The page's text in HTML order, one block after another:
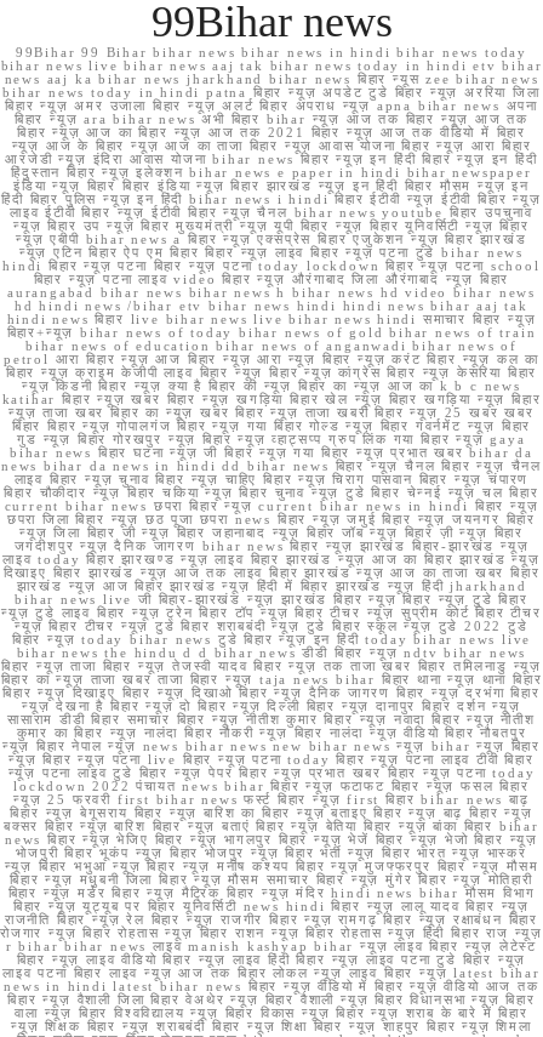
99Bihar news
99Bihar 99 Bihar bihar news bihar news in hindi bihar news today
bihar news live bihar news aaj tak bihar news today in hindi etv bihar
news aaj ka bihar news jharkhand bihar news बिहार न्यूस zee bihar news
bihar news today in hindi patna बिहार न्यूज़ अपडेट टुडे बिहार न्यूज़ अररिया जिला
बिहार न्यूज़ अमर उजाला बिहार न्यूज़ अलर्ट बिहार अपराध न्यूज़ apna bihar news अपना
बिहार न्यूज़ ara bihar news अभी बिहार bihar न्यूज़ आज तक बिहार न्यूज़ आज तक
बिहार न्यूज़ आज का बिहार न्यूज़ आज तक 2021 बिहार न्यूज़ आज तक वीडियो में बिहार
न्यूज़ आज के बिहार न्यूज़ आज का ताजा बिहार न्यूज़ आवास योजना बिहार न्यूज़ आरा बिहार
आरजेडी न्यूज़ इंदिरा आवास योजना bihar news बिहार न्यूज़ इन हिंदी बिहार न्यूज़ इन हिंदी
हिंदुस्तान बिहार न्यूज़ इलेक्शन bihar news e paper in hindi bihar newspaper
इंडिया न्यूज़ बिहार बिहार इंडिया न्यूज़ बिहार झारखंड न्यूज़ इन हिंदी बिहार मौसम न्यूज़ इन
हिंदी बिहार पुलिस न्यूज़ इन हिंदी bihar news i hindi बिहार ईटीवी न्यूज़ ईटीवी बिहार न्यूज़
लाइव ईटीवी बिहार न्यूज़ ईटीवी बिहार न्यूज़ चैनल bihar news youtube बिहार उपचुनाव
न्यूज़ बिहार उप न्यूज़ बिहार मुख्यमंत्री न्यूज़ यूपी बिहार न्यूज़ बिहार यूनिवर्सिटी न्यूज़ बिहार
न्यूज़ एबीपी bihar news a बिहार न्यूज़ एक्सप्रेस बिहार एजुकेशन न्यूज़ बिहार झारखंड
न्यूज़ एटिन बिहार ऐप एम बिहार बिहार न्यूज़ लाइव बिहार न्यूज़ पटना टुडे bihar news
hindi बिहार न्यूज़ पटना बिहार न्यूज़ पटना today lockdown बिहार न्यूज़ पटना school
बिहार न्यूज़ पटना लाइव video बिहार न्यूज़ औरंगाबाद जिला औरंगाबाद न्यूज़ बिहार
aurangabad bihar news bihar news h bihar news hd video bihar news
hd hindi news /bihar etv bihar news hindi hindi news bihar aaj tak
hindi news बिहार live bihar news live bihar news hindi समाचार बिहार न्यूज़
बिहार+न्यूज़ bihar news of today bihar news of gold bihar news of train
bihar news of education bihar news of anganwadi bihar news of
petrol आरा बिहार न्यूज़ आज बिहार न्यूज़ आरा न्यूज़ बिहार न्यूज़ करंट बिहार न्यूज़ कल का
बिहार न्यूज़ क्राइम केजीपी लाइव बिहार न्यूज़ बिहार न्यूज़ कांग्रेस बिहार न्यूज़ केसरिया बिहार
न्यूज़ किडनी बिहार न्यूज़ क्या है बिहार की न्यूज़ बिहार का न्यूज़ आज का k b c news
katihar बिहार न्यूज़ खबर बिहार न्यूज़ खगड़िया बिहार खेल न्यूज़ बिहार खगड़िया न्यूज़ बिहार
न्यूज़ ताजा खबर बिहार का न्यूज़ खबर बिहार न्यूज़ ताजा खबरी बिहार न्यूज़ 25 खबर खबर
बिहार बिहार न्यूज़ गोपालगंज बिहार न्यूज़ गया बिहार गोल्ड न्यूज़ बिहार गवर्नमेंट न्यूज़ बिहार
गुड न्यूज़ बिहार गोरखपुर न्यूज़ बिहार न्यूज़ व्हाट्सप्प ग्रुप लिंक गया बिहार न्यूज़ gaya
bihar news बिहार घटना न्यूज़ जी बिहार न्यूज़ गया बिहार न्यूज़ प्रभात खबर bihar da
news bihar da news in hindi dd bihar news बिहार न्यूज़ चैनल बिहार न्यूज़ चैनल
लाइव बिहार न्यूज़ चुनाव बिहार न्यूज़ चाहिए बिहार न्यूज़ चिराग पासवान बिहार न्यूज़ चंपारण
बिहार चौकीदार न्यूज़ बिहार चकिया न्यूज़ बिहार चुनाव न्यूज़ टुडे बिहार चेन्नई न्यूज़ चल बिहार
current bihar news छपरा बिहार न्यूज़ current bihar news in hindi बिहार न्यूज़
छपरा जिला बिहार न्यूज़ छठ पूजा छपरा news बिहार न्यूज़ जमुई बिहार न्यूज़ जयनगर बिहार
न्यूज़ जिला बिहार जी न्यूज़ बिहार जहानाबाद न्यूज़ बिहार जॉब न्यूज़ बिहार ज़ी न्यूज़ बिहार
जगदीशपुर न्यूज़ दैनिक जागरण bihar news बिहार न्यूज़ झारखंड बिहार-झारखंड न्यूज़
लाइव today बिहार झारखण्ड न्यूज़ लाइव बिहार झारखंड न्यूज़ आज का बिहार झारखंड न्यूज़
दिखाइए बिहार झारखंड न्यूज़ आज तक लाइव बिहार झारखंड न्यूज़ आज का ताजा खबर बिहार
झारखंड न्यूज़ आज बिहार झारखंड न्यूज़ हिंदी में बिहार झारखंड न्यूज़ हिंदी jharkhand
bihar news live जी बिहार-झारखंड न्यूज़ झारखंड बिहार न्यूज़ बिहार न्यूज़ टुडे बिहार
न्यूज़ टुडे लाइव बिहार न्यूज़ ट्रेन बिहार टॉप न्यूज़ बिहार टीचर न्यूज़ सुप्रीम कोर्ट बिहार टीचर
न्यूज़ बिहार टीचर न्यूज़ टुडे बिहार शराबबंदी न्यूज़ टुडे बिहार स्कूल न्यूज़ टुडे 2022 टुडे
बिहार न्यूज़ today bihar news टुडे बिहार न्यूज़ इन हिंदी today bihar news live
bihar news the hindu d d bihar news डीडी बिहार न्यूज़ ndtv bihar news
बिहार न्यूज़ ताजा बिहार न्यूज़ तेजस्वी यादव बिहार न्यूज़ तक ताजा खबर बिहार तमिलनाडु न्यूज़
बिहार का न्यूज़ ताजा खबर ताजा बिहार न्यूज़ taja news bihar बिहार थाना न्यूज़ थाना बिहार
बिहार न्यूज़ दिखाइए बिहार न्यूज़ दिखाओ बिहार न्यूज़ दैनिक जागरण बिहार न्यूज़ दरभंगा बिहार
न्यूज़ देखना है बिहार न्यूज़ दो बिहार न्यूज़ दिल्ली बिहार न्यूज़ दानापुर बिहार दर्शन न्यूज़
सासाराम डीडी बिहार समाचार बिहार न्यूज़ नीतीश कुमार बिहार न्यूज़ नवादा बिहार न्यूज़ नीतीश
कुमार का बिहार न्यूज़ नालंदा बिहार नौकरी न्यूज़ बिहार नालंदा न्यूज़ वीडियो बिहार नौबतपुर
न्यूज़ बिहार नेपाल न्यूज़ news bihar news new bihar news न्यूज़ bihar न्यूज़ बिहार
न्यूज़ बिहार न्यूज़ पटना live बिहार न्यूज़ पटना today बिहार न्यूज़ पटना लाइव टीवी बिहार
न्यूज़ पटना लाइव टुडे बिहार न्यूज़ पेपर बिहार न्यूज़ प्रभात खबर बिहार न्यूज़ पटना today
lockdown 2022 पंचायत news bihar बिहार न्यूज़ फटाफट बिहार न्यूज़ फसल बिहार
न्यूज़ 25 फरवरी first bihar news फर्स्ट बिहार न्यूज़ first बिहार bihar news बाढ़
बिहार न्यूज़ बेगूसराय बिहार न्यूज़ बारिश का बिहार न्यूज़ बताइए बिहार न्यूज़ बाढ़ बिहार न्यूज़
बक्सर बिहार न्यूज़ बारिश बिहार न्यूज़ बताएं बिहार न्यूज़ बेतिया बिहार न्यूज़ बांका बिहार bihar
news बिहार न्यूज़ भेजिए बिहार न्यूज़ भागलपुर बिहार न्यूज़ भेजें बिहार न्यूज़ भेजो बिहार न्यूज़
भोजपुरी बिहार भूकंप न्यूज़ बिहार भोजपुर न्यूज़ बिहार भर्ती न्यूज़ बिहार भारत न्यूज़ भास्कर
न्यूज़ बिहार भभुआ न्यूज़ बिहार न्यूज़ मनीष कश्यप बिहार न्यूज़ मुजफ्फरपुर बिहार न्यूज़ मौसम
बिहार न्यूज़ मधुबनी जिला बिहार न्यूज़ मौसम समाचार बिहार न्यूज़ मुंगेर बिहार न्यूज़ मोतिहारी
बिहार न्यूज़ मर्डर बिहार न्यूज़ मैट्रिक बिहार न्यूज़ मंदिर hindi news bihar मौसम विभाग
बिहार न्यूज़ यूट्यूब पर बिहार यूनिवर्सिटी news hindi बिहार न्यूज़ लालू यादव बिहार न्यूज़
राजनीति बिहार न्यूज़ रेल बिहार न्यूज़ राजगीर बिहार न्यूज़ रामगढ़ बिहार न्यूज़ रक्षाबंधन बिहार
रोजगार न्यूज़ बिहार रोहतास न्यूज़ बिहार राशन न्यूज़ बिहार रोहतास न्यूज़ हिंदी बिहार राज न्यूज़
r bihar bihar news लाइव manish kashyap bihar न्यूज़ लाइव बिहार न्यूज़ लेटेस्ट
बिहार न्यूज़ लाइव वीडियो बिहार न्यूज़ लाइव हिंदी बिहार न्यूज़ लाइव पटना टुडे बिहार न्यूज़
लाइव पटना बिहार लाइव न्यूज़ आज तक बिहार लोकल न्यूज़ लाइव बिहार न्यूज़ latest bihar
news in hindi latest bihar news बिहार न्यूज़ वीडियो में बिहार न्यूज़ वीडियो आज तक
बिहार न्यूज़ वैशाली जिला बिहार वेअथेर न्यूज़ बिहार वैशाली न्यूज़ बिहार विधानसभा न्यूज़ बिहार
वाला न्यूज़ बिहार विश्वविद्यालय न्यूज़ बिहार विकास न्यूज़ बिहार न्यूज़ शराब के बारे में बिहार
न्यूज़ शिक्षक बिहार न्यूज़ शराबबंदी बिहार न्यूज़ शिक्षा बिहार न्यूज़ शाहपुर बिहार न्यूज़ शिमला